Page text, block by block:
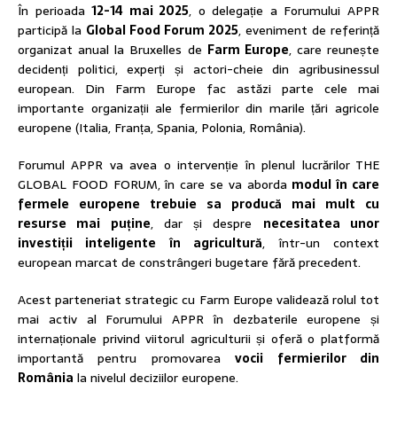
În perioada12-14 mai 2025, o delegație a Forumului APPR
participă la Global Food Forum 2025, eveniment de referință
organizat anual la Bruxelles de Farm Europe, care reunește
decidenți politici, experți și actori-cheie din agribusinessul
european. Din Farm Europe fac astăzi parte cele mai
importante organizații ale fermierilor din marile țări agricole
europene (Italia, Franța, Spania, Polonia, România).
Forumul APPR va avea o intervenție în plenul lucrărilor THE
GLOBAL FOOD FORUM, în care se va aborda modul în care
fermele europene trebuie sa producă mai mult cu
resurse mai puține, dar și despre necesitatea unor
investiții inteligente în agricultură, într-un context
european marcat de constrângeri bugetare fără precedent.
Acest parteneriat strategic cu Farm Europe validează rolul tot
mai activ al Forumului APPR în dezbaterile europene și
internaționale privind viitorul agriculturii și oferă o platformă
importantă pentru promovareavocii fermierilor din
România la nivelul deciziilor europene.